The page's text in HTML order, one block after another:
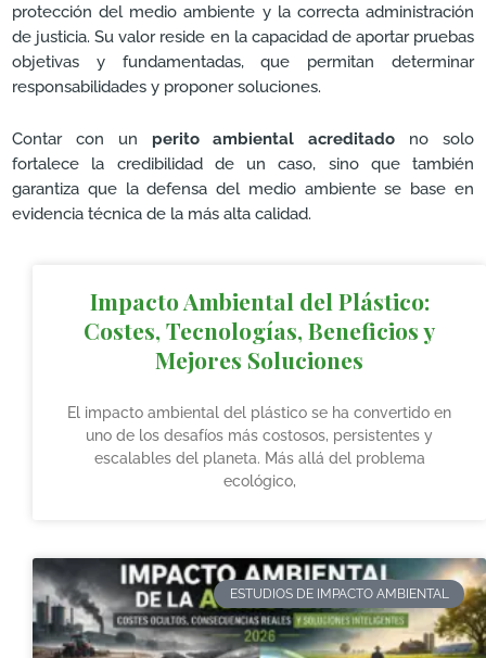
protección del medio ambiente y la correcta administración
de justicia. Su valor reside en la capacidad de aportar pruebas
objetivas y fundamentadas, que permitan determinar
responsabilidades y proponer soluciones.
Contar con un perito ambiental acreditado no solo
fortalece la credibilidad de un caso, sino que también
garantiza que la defensa del medio ambiente se base en
evidencia técnica de la más alta calidad.
Impacto Ambiental del Plástico:
Costes, Tecnologías, Beneficios y
Mejores Soluciones
El impacto ambiental del plástico se ha convertido en
uno de los desafíos más costosos, persistentes y
escalables del planeta. Más allá del problema
ecológico,
ESTUDIOS DE IMPACTO AMBIENTAL